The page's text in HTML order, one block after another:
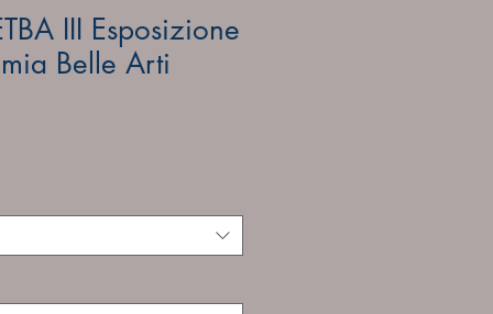
III Esposizione
Belle Arti